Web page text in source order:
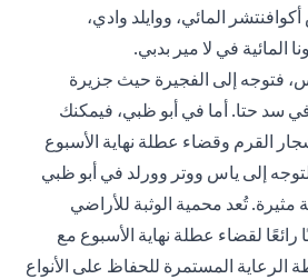
المائي، ووايلد وادي،
المائية في لا مير بدبي.
فتوجه إلى الفجيرة حيث جزيرة
سد حتا. أما في أبو ظبي، فيمكنك
القرم وقضاء عطلة نهاية الأسبوع
إلى ياس ووتر وورلد في أبو ظبي
مثيرة. تُعد محمية الوثبة للأراضي
لقضاء عطلة نهاية الأسبوع مع
الرعاية المستمرة للحفاظ على الأنواع